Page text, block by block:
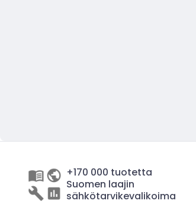
+170 000 tuotetta
Suomen laajin
sähkötarvikevalikoima